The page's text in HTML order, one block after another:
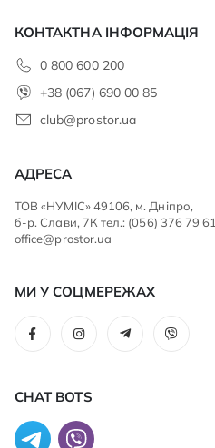
КОНТАКТНА ІНФОРМАЦІЯ
0 800 600 200
+38 (067) 690 00 85
club@prostor.ua
АДРЕСА
ТОВ «НУМІС» 49106, м. Дніпро,
б-р. Слави, 7К тел.: (056) 376 79 61
office@prostor.ua
МИ У СОЦМЕРЕЖАХ
CHAT BOTS